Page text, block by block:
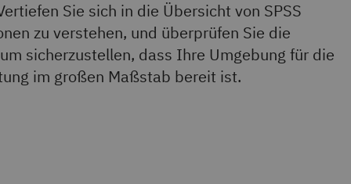
Sie sich in die Übersicht von SPSS
zu verstehen, und überprüfen Sie die
sicherzustellen, dass Ihre Umgebung für die
im großen Maßstab bereit ist.